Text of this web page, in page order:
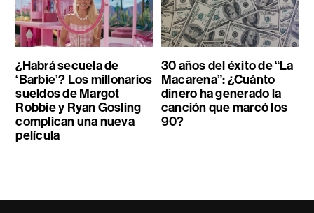
¿Habrá secuela de
‘Barbie’? Los millonarios
sueldos de Margot
Robbie y Ryan Gosling
complican una nueva
película
30 años del éxito de “La
Macarena”: ¿Cuánto
dinero ha generado la
canción que marcó los
90?